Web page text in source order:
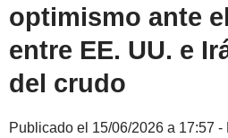
optimismo ante
entre EE. UU. e
del crudo
Publicado el 15/06/2026 a 17:57